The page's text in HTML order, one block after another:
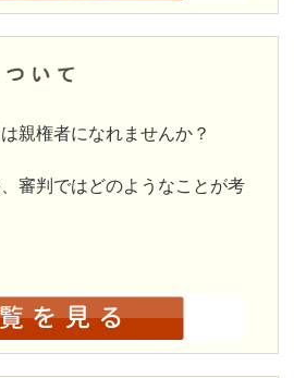
親権者になれませんか？
審判ではどのようなことが考